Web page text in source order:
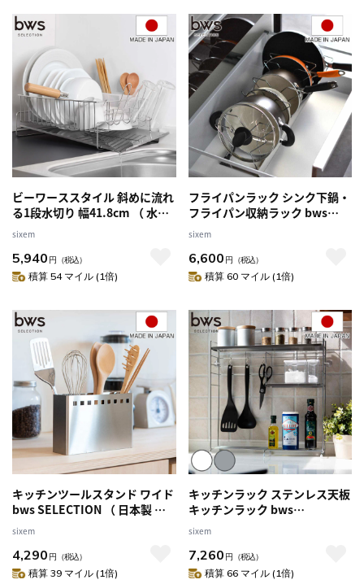
ビーワーススタイル 斜めに流れ
る1段水切り 幅41.8cm （ 水切
りラック シンク上 ステンレス
水切り籠 水切り 洗い物 食器 洗
い ラック 乾燥 一段 右置き 左置
sixem
5,940 円 （税込）
積算 54 マイル (1倍)
フライパンラック シンク下鍋・
フライパン収納ラック bws
SELECTION 幅37.5～65cm （
セレクション シンク下収納 シ
ンク収納 フライパン収納 鍋収
sixem
6,600 円 （税込）
積算 60 マイル (1倍)
キッチンツールスタンド ワイド
bws SELECTION （ 日本製 ス
テンレス ビーワースセレクショ
ン ツールスタンド キッチンス
タンド 調理道具立て キッチン
ツール立て カトラリースタンド
sixem
4,290 円 （税込）
積算 39 マイル (1倍)
キッチンラック ステンレス天板
キッチンラック bws
SELECTION （ 日本製 ステンレ
ス 調味料ラック ビーワースセ
レクション 燕三条 コンロサイ
ドラック スリムスパイスラック
sixem
7,260 円 （税込）
積算 66 マイル (1倍)